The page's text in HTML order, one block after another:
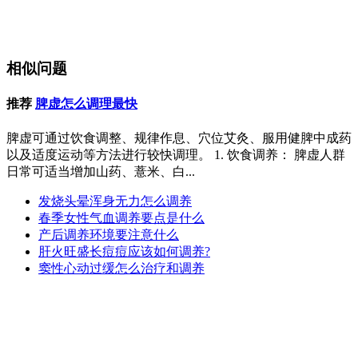
相似问题
推荐 脾虚怎么调理最快
脾虚可通过饮食调整、规律作息、穴位艾灸、服用健脾中成药
以及适度运动等方法进行较快调理。 1. 饮食调养： 脾虚人群
日常可适当增加山药、薏米、白...
发烧头晕浑身无力怎么调养
春季女性气血调养要点是什么
产后调养环境要注意什么
肝火旺盛长痘痘应该如何调养?
窦性心动过缓怎么治疗和调养